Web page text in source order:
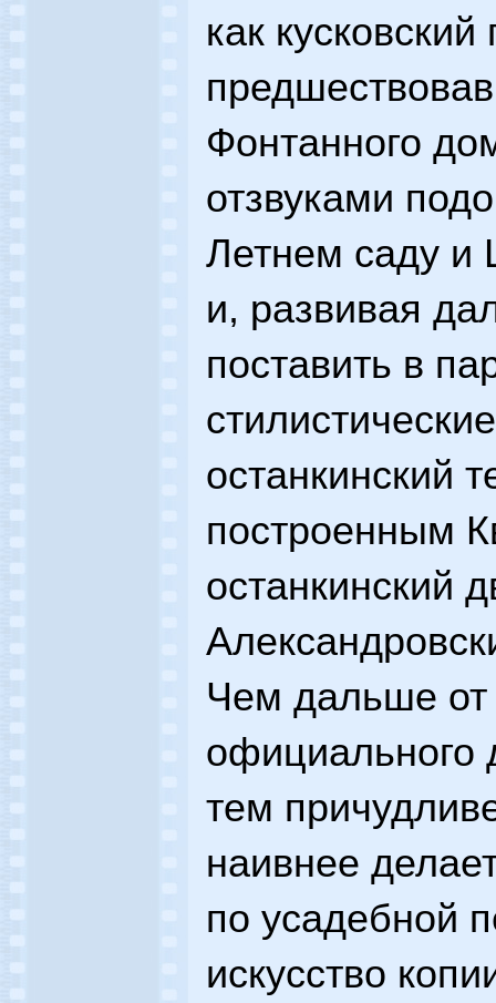
как
Фонтанного
отзвуками
Летнем саду и
и, развивая
поставить в
останкинский
построенным
останкинский
Чем дальше от
официального
тем
наивнее
по усадебной
искусство